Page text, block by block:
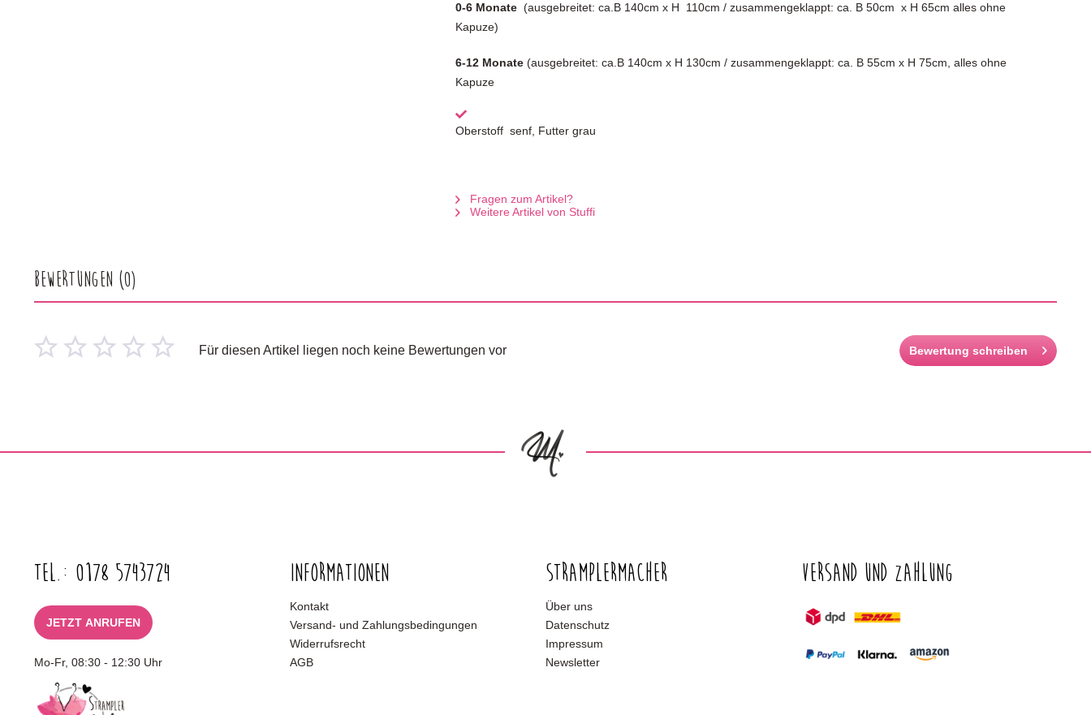
0-6 Monate (ausgebreitet: ca.B 140cm x H 110cm / zusammengeklappt: ca. B 50cm x H 65cm alles ohne
Kapuze)
6-12 Monate (ausgebreitet: ca.B 140cm x H 130cm / zusammengeklappt: ca. B 55cm x H 75cm, alles ohne
Kapuze
Oberstoff senf, Futter grau
Fragen zum Artikel?
Weitere Artikel von Stuffi
Bewertungen (0)
Für diesen Artikel liegen noch keine Bewertungen vor Bewertung schreiben
Tel.: 0178 5743724
JETZT ANRUFEN
Mo-Fr, 08:30 - 12:30 Uhr
Informationen
Kontakt
Versand- und Zahlungsbedingungen
Widerrufsrecht
AGB
Stramplermacher
Über uns
Datenschutz
Impressum
Newsletter
Versand und Zahlung